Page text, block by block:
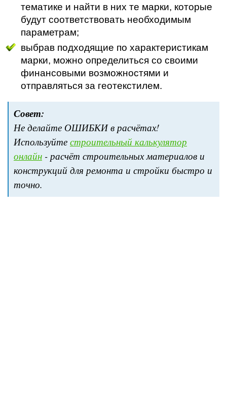
тематике и найти в них те марки, которые
будут соответствовать необходимым
параметрам;
выбрав подходящие по характеристикам
марки, можно определиться со своими
финансовыми возможностями и
отправляться за геотекстилем.
Совет:
Не делайте ОШИБКИ в расчётах!
Используйте строительный калькулятор
онлайн - расчёт строительных материалов и
конструкций для ремонта и стройки быстро и
точно.